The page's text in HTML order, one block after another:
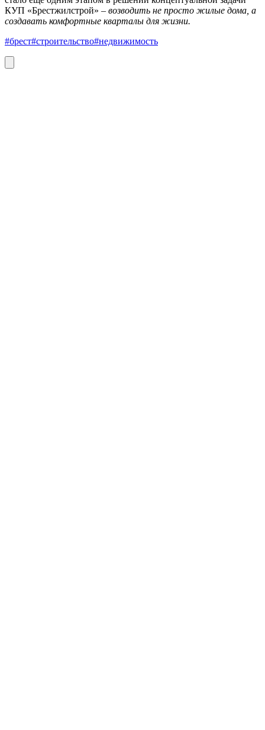
КУП «Брестжилстрой» – возводить не просто жилые дома, а
создавать комфортные кварталы для жизни.
#брест#строительство#недвижимость